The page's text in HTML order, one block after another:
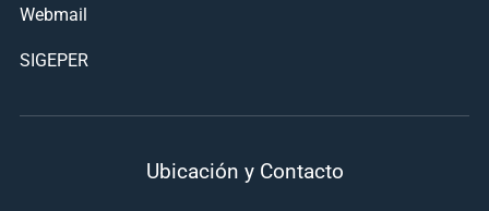
Webmail
SIGEPER
Ubicación y Contacto